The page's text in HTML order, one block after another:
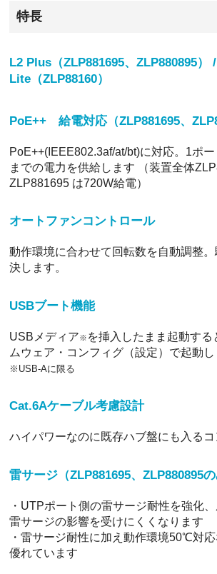
特長
L2 Plus（ZLP881695、ZLP880895）
Lite（ZLP88160）
PoE++ 給電対応（ZLP881695、
PoE++(IEEE802.3af/at/bt)に対応。1ポ
までの電力を供給します （装置全体
ZLP881695 は720W給電）
オートファンコントロール
動作環境に合わせて回転数を自動調整
決します。
USBブート機能
USBメディア※ を挿入したまま起動す
ムウェア・コンフィグ（設定）で起動し
※USB-Aに限る
Cat.6Aケーブル考慮設計
ハイパワーなのに既存ハブ盤にも入る
雷サージ（ZLP881695、ZLP880895の
・UTPポート側の雷サージ耐性を強化
雷サージの影響を受けにくくなります
・雷サージ耐性に加え動作環境50℃対
優れています